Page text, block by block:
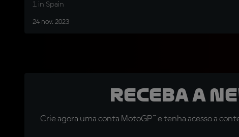
1 in Spain
24 nov. 2023
Receba a
Crie agora uma conta MotoGP™ e tenha acesso a